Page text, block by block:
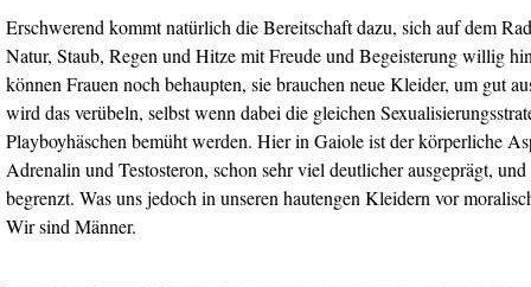
Erschwerend kommt natürlich die Bereitschaft dazu, sich auf dem
Natur, Staub, Regen und Hitze mit Freude und Begeisterung willig
können Frauen noch behaupten, sie brauchen neue Kleider, um gut
wird das verübeln, selbst wenn dabei die gleichen
Playboyhäschen bemüht werden. Hier in Gaiole ist der körperliche
Adrenalin und Testosteron, schon sehr viel deutlicher ausgeprägt,
begrenzt. Was uns jedoch in unseren hautengen Kleidern vor
Wir sind Männer.